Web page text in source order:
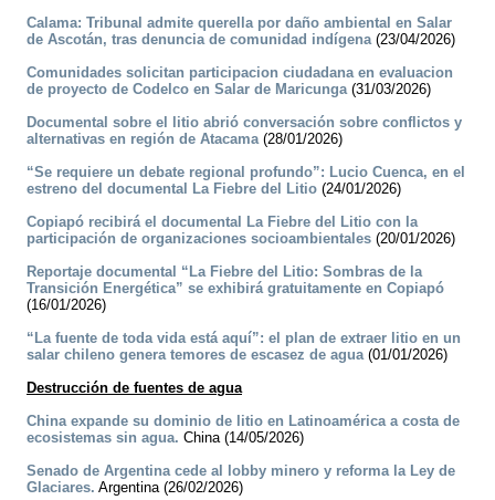
Calama: Tribunal admite querella por daño ambiental en Salar
de Ascotán, tras denuncia de comunidad indígena(23/04/2026)
Comunidades solicitan participacion ciudadana en evaluacion
de proyecto de Codelco en Salar de Maricunga(31/03/2026)
Documental sobre el litio abrió conversación sobre conflictos y
alternativas en región de Atacama(28/01/2026)
“Se requiere un debate regional profundo”: Lucio Cuenca, en el
estreno del documental La Fiebre del Litio (24/01/2026)
Copiapó recibirá el documental La Fiebre del Litio con la
participación de organizaciones socioambientales (20/01/2026)
Reportaje documental “La Fiebre del Litio: Sombras de la
Transición Energética” se exhibirá gratuitamente en Copiapó
(16/01/2026)
“La fuente de toda vida está aquí”: el plan de extraer litio en un
salar chileno genera temores de escasez de agua(01/01/2026)
Destrucción de fuentes de agua
China expande su dominio de litio en Latinoamérica a costa de
ecosistemas sin agua. China (14/05/2026)
Senado de Argentina cede al lobby minero y reforma la Ley de
Glaciares. Argentina (26/02/2026)